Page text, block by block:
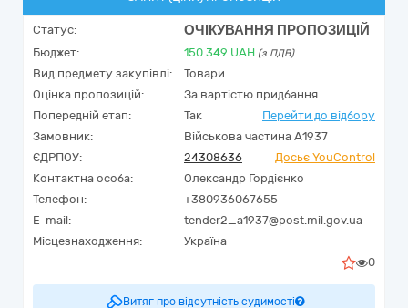
Статус: ОЧІКУВАННЯ ПРОПОЗИЦІЙ
Бюджет: 150 349 UAH (з ПДВ)
Вид предмету закупівлі:
Товари
Оцінка пропозицій:
За вартістю придбання
Попередній етап:
Так
Перейти до відбору
Замовник:
Військова частина А1937
ЄДРПОУ:
24308636
Досьє YouControl
Контактна особа:
Олександр Гордієнко
Телефон:
+380936067655
E-mail:
tender2_a1937@post.mil.gov.ua
Місцезнаходження:
Україна
0
Витяг про відсутність судимості